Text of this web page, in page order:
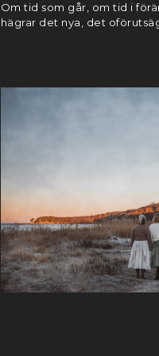
Om tid som går, om tid i
hägrar det nya, det